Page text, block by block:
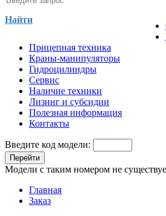
Найти
Прицепная техника
Краны-манипуляторы
Гидроцилиндры
Сервис
Наличие техники
Лизинг и субсидии
Полезная информация
Контакты
Введите код модели:
Перейти
Модели с таким номером не
Главная
Заказ